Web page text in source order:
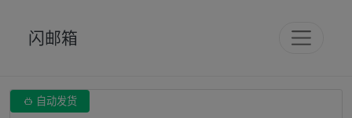
闪邮箱
 自动发货